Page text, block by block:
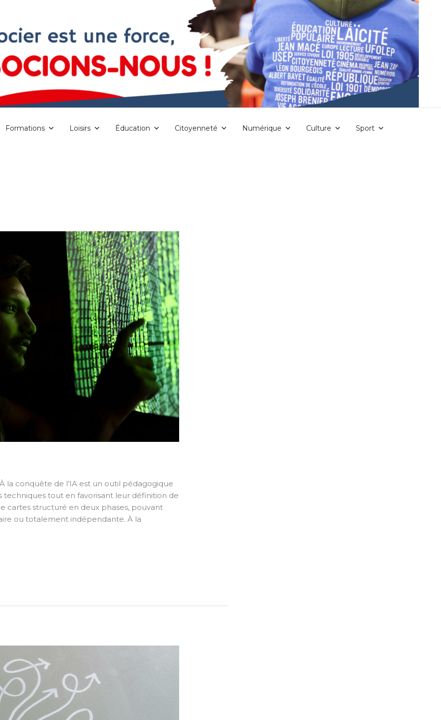
Formations Loisirs Éducation Citoyenneté Numérique Culture Sport
la conquête de l’IA est un outil pédagogique
techniques tout en favorisant leur définition de
cartes structuré en deux phases, pouvant
ou totalement indépendante. À la